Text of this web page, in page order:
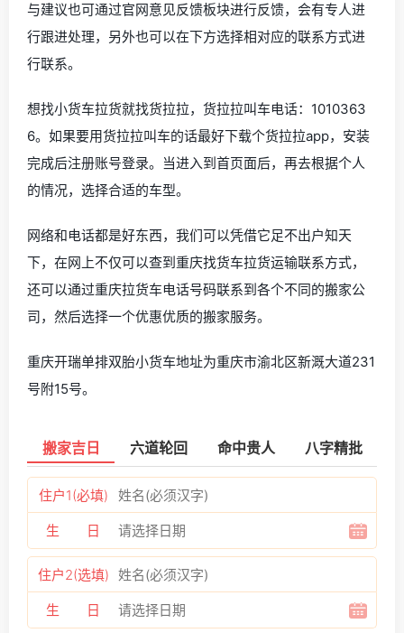
与建议也可通过官网意见反馈板块进行反馈，会有专人进
行跟进处理，另外也可以在下方选择相对应的联系方式进
行联系。
想找小货车拉货就找货拉拉，货拉拉叫车电话：1010363
6。如果要用货拉拉叫车的话最好下载个货拉拉app，安装
完成后注册账号登录。当进入到首页面后，再去根据个人
的情况，选择合适的车型。
网络和电话都是好东西，我们可以凭借它足不出户知天
下，在网上不仅可以查到重庆找货车拉货运输联系方式，
还可以通过重庆拉货车电话号码联系到各个不同的搬家公
司，然后选择一个优惠优质的搬家服务。
重庆开瑞单排双胎小货车地址为重庆市渝北区新溉大道231
号附15号。
搬家吉日 六道轮回 命中贵人 八字精批
住户1(必填)
生 日
住户2(选填)
生 日